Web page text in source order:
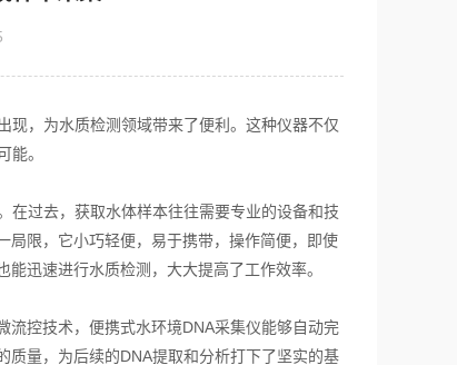
，为水质检测领域带来了便利。这种仪器不仅
能。
过去，获取水体样本往往需要专业的设备和技
局限，它小巧轻便，易于携带，操作简便，即使
迅速进行水质检测，大大提高了工作效率。
控技术，便携式水环境DNA采集仪能够自动完
质量，为后续的DNA提取和分析打下了坚实的基